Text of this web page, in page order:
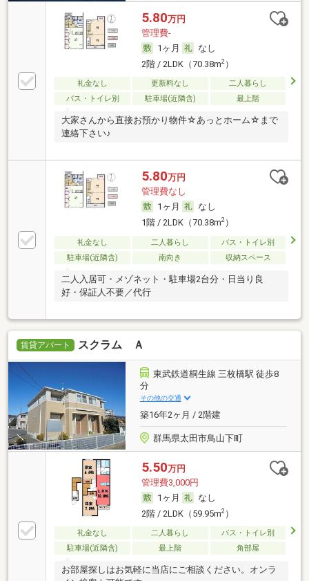
5.80万円
管理費-
1ヶ月
なし
2階 / 2LDK（70.38m2）
礼金なし 更新料なし
二人暮らし
バス・トイレ別
駐車場(近隣含) 最上階
大家さんから直接お預かり物件☆あっとホーム☆まで
連絡下さい♪
5.80万円
管理費なし
1ヶ月
なし
1階 / 2LDK（70.38m2）
礼金なし 二人暮らし
バス・トイレ別
駐車場(近隣含)
南向き 収納スペース
二人入居可・メゾネット・駐車場2台分・日当り良
好・保証人不要／代行
賃貸アパート スクラム Ａ
東武鉄道桐生線 三枚橋駅 徒歩8
分
その他の交通
築16年2ヶ月 / 2階建
群馬県太田市鳥山下町
5.50万円
管理費3,000円
1ヶ月
なし
2階 / 2LDK（59.95m2）
礼金なし 二人暮らし
バス・トイレ別
駐車場(近隣含)
最上階 角部屋
お部屋探しはお気軽に当店にご相談ください。オンラ